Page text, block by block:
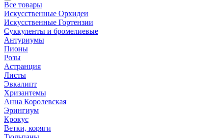
Все товары
Искусственные Орхидеи
Искусственные Гортензии
Суккуленты и бромелиевые
Антуриумы
Пионы
Розы
Астранция
Листы
Эвкалипт
Хризантемы
Анна Королевская
Эрингиум
Крокус
Ветки, коряги